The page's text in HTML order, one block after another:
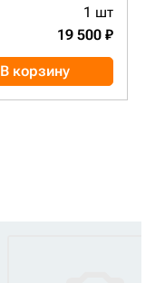
1 шт
19 500 ₽
В корзину